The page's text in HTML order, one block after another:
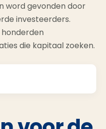
word gevonden door
investeerders.
die kapitaal zoeken.